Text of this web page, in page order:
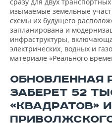
ВОЛЕЙБОЛ
КИБЕРСПОРТ
ФИГУРНОЕ КАТАНИЕ
ВОДНЫЕ ВИДЫ СПОРТА
ХОККЕЙ С МЯЧОМ
ИСТОРИЯ
КУЛЬТУРА
МЕДИЦИНА
ОБРАЗОВАНИЕ
ПРОИСШЕСТВИЯ
СПИСОК ПЕРСОН
СПИСОК КОМПАНИЙ
ПОЛНАЯ ВЕРСИЯ
сразу для двух
изымаемые земельные
схемы их будущего
запланирована и
инфраструктуры,
электрических, водных и
материале «Реального
ОБНОВЛЕННАЯ
ЗАБЕРЕТ 52
«КВАДРАТОВ»